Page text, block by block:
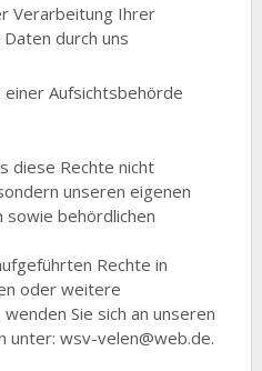
Verarbeitung Ihrer
durch uns
Aufsichtsbehörde
diese Rechte nicht
unseren eigenen
behördlichen
Rechte in
oder weitere
Sie sich an unseren
unter: wsv-velen@web.de.